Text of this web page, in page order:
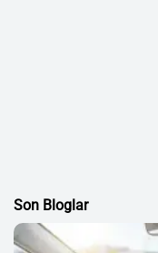
Son Bloglar